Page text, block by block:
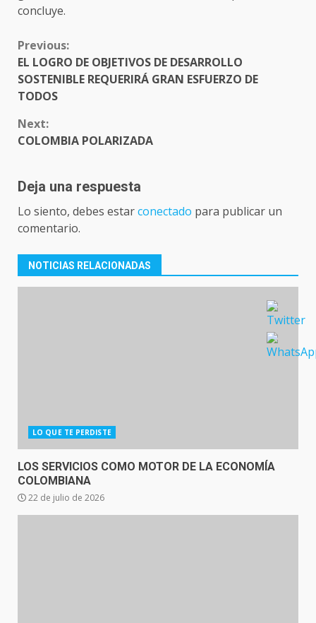
concluye.
CONTINUE
READING
Previous:
EL LOGRO DE OBJETIVOS DE DESARROLLO
SOSTENIBLE REQUERIRÁ GRAN ESFUERZO DE
TODOS
Next:
COLOMBIA POLARIZADA
Deja una respuesta
Lo siento, debes estarconectado para publicar un
comentario.
NOTICIAS RELACIONADAS
LO QUE TE PERDISTE
LOS SERVICIOS COMO MOTOR DE LA ECONOMÍA
COLOMBIANA
22 de julio de 2026